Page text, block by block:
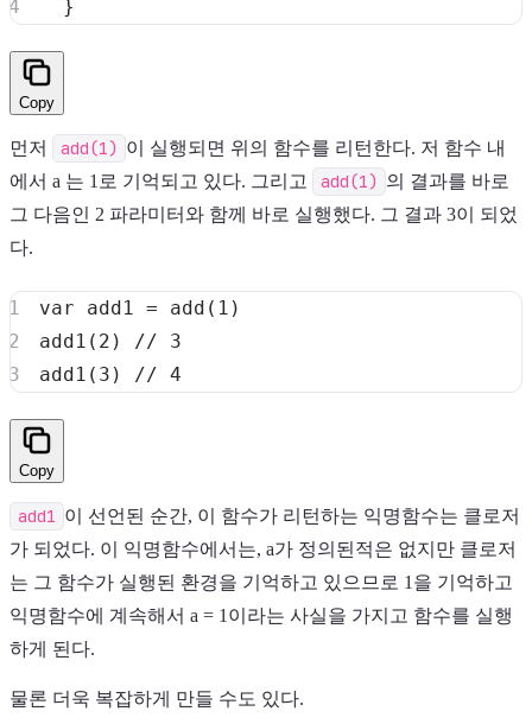
}
Copy
먼저 add(1) 이 실행되면 위의 함수를 리턴한다. 저 함수 내
에서 a 는 1로 기억되고 있다. 그리고
add(1) 의 결과를 바로
그 다음인 2 파라미터와 함께 바로 실행했다. 그 결과 3이 되었
다.
var add1 = add ( 1 )
add1 ( 2 )
// 3
add1 ( 3 ) // 4
Copy
add1 이 선언된 순간, 이 함수가 리턴하는 익명함수는 클로저
가 되었다. 이 익명함수에서는, a가 정의된적은 없지만 클로저
는 그 함수가 실행된 환경을 기억하고 있으므로 1을 기억하고
익명함수에 계속해서 a = 1이라는 사실을 가지고 함수를 실행
하게 된다.
물론 더욱 복잡하게 만들 수도 있다.